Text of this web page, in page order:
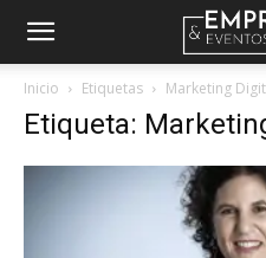
Empresas
Inicio Etiquetas Marketing
Etiqueta: